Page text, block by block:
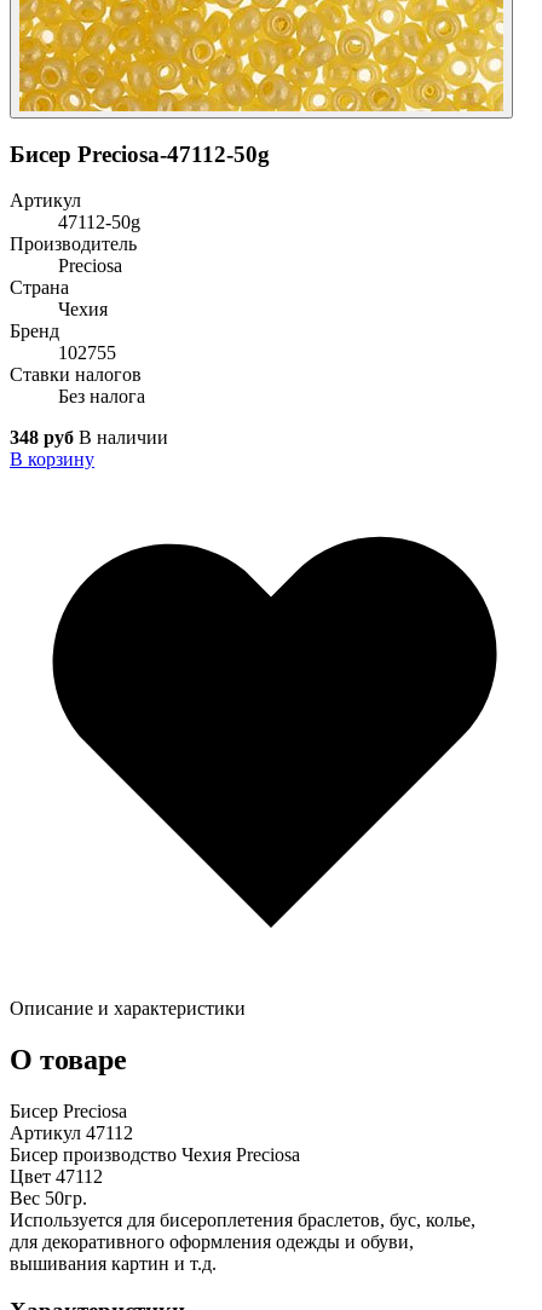
Бисер Preciosa-47112-50g
Артикул
47112-50g
Производитель
Preciosa
Страна
Чехия
Бренд
102755
Ставки налогов
Без налога
348 руб В наличии
В корзину
Описание и характеристики
О товаре
Бисер Preciosa
Артикул 47112
Бисер производство Чехия Preciosa
Цвет 47112
Вес 50гр.
Используется для бисероплетения браслетов, бус, колье,
для декоративного оформления одежды и обуви,
вышивания картин и т.д.